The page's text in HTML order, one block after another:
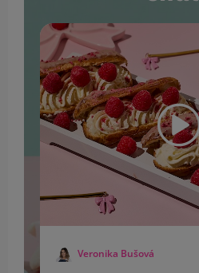
Veronika Bušová